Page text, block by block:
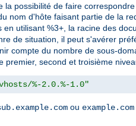
possibilité de faire
nom d'hôte faisant partie de la
en utilisant %3+, la racine des
de situation, il peut s'avérer
compte du nombre de sous-
second et troisième
%-2.0.%-1.0"
ou example.com